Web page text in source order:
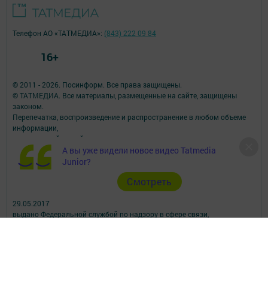
А вы уже видели новое видео Tatmedia
Junior?
Cмотреть
© 2011 - 2026. Посинформ. Все права защищены.
© ТАТМЕДИА. Все материалы, размещенные на сайте, защищены
законом.
Перепечатка, воспроизведение и распространение в любом объеме
информации,
размещенной на сайте, возможна только с письменного согласия
редакций СМИ.
При поддержке Республиканского агентства по печати и массовым
коммуникациям.
Наименование СМИ: Посинформ
№ свидетельства о регистрации СМИ, дата: ЭЛ № ФС 77 - 69869 от
29.05.2017
выдано Федеральной службой по надзору в сфере связи,
Телефон АО «ТАТМЕДИА»: (843) 222 09 84
16+